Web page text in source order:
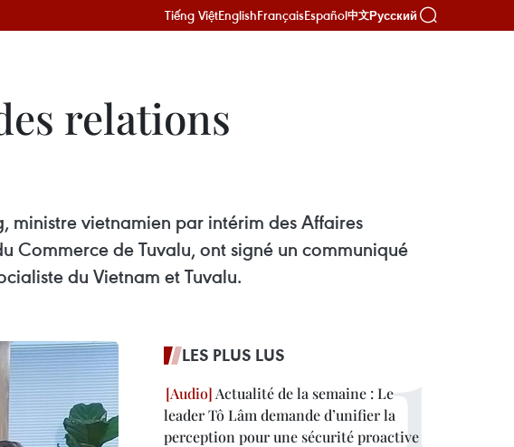
Tiếng ViệtEnglishFrançaisEspañol中文Русский
relations
ministre vietnamien par intérim des Affaires
Commerce de Tuvalu, ont signé un communiqué
du Vietnam et Tuvalu.
LES PLUS LUS
Actualité de la semaine : Le
leader Tô Lâm demande d’unifier la
perception pour une sécurité proactive